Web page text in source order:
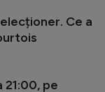
Ce a
21:00, pe